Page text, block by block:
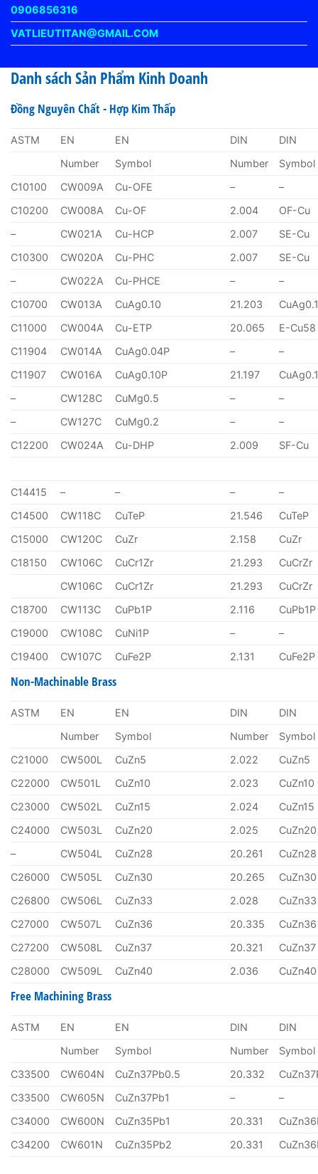
0906856316
VATLIEUTITAN@GMAIL.COM
Danh sách Sản Phẩm Kinh Doanh
Đồng Nguyên Chất - Hợp Kim Thấp
ASTM EN EN DIN
DIN
Number
Symbol Number
Symbol
C10100
CW009A Cu-OFE –
–
C10200
CW008A Cu-OF 2.004
OF-Cu
–
CW021A Cu-HCP 2.007
SE-Cu
C10300
CW020A Cu-PHC 2.007
SE-Cu
–
CW022A Cu-PHCE –
–
C10700
CW013A CuAg0.10 21.203
C11000
CW004A Cu-ETP 20.065
E-Cu58
C11904
CW014A CuAg0.04P –
–
C11907
CW016A CuAg0.10P 21.197
–
CW128C CuMg0.5 –
–
–
CW127C CuMg0.2 –
–
C12200
CW024A Cu-DHP 2.009 SF-Cu
C14415 – – –
–
C14500
CW118C CuTeP 21.546
CuTeP
C15000
CW120C CuZr 2.158
CuZr
C18150
CW106C CuCr1Zr 21.293
CuCrZr
CW106C
CuCr1Zr 21.293
CuCrZr
C18700
CW113C CuPb1P 2.116
CuPb1P
C19000
CW108C CuNi1P –
–
C19400
CW107C CuFe2P 2.131 CuFe2P
Non-Machinable Brass
ASTM EN EN DIN
DIN
Number
Symbol Number
Symbol
C21000
CW500L CuZn5 2.022
CuZn5
C22000
CW501L CuZn10 2.023
CuZn10
C23000
CW502L CuZn15 2.024
CuZn15
C24000
CW503L CuZn20 2.025
CuZn20
–
CW504L CuZn28 20.261
CuZn28
C26000
CW505L CuZn30 20.265
CuZn30
C26800
CW506L CuZn33 2.028
CuZn33
C27000
CW507L CuZn36 20.335
CuZn36
C27200
CW508L CuZn37 20.321
CuZn37
C28000
CW509L CuZn40 2.036 CuZn40
Free Machining Brass
ASTM EN EN DIN
DIN
Number
Symbol Number
Symbol
C33500
CW604N CuZn37Pb0.5 20.332
C33500
CW605N CuZn37Pb1 –
–
C34000
CW600N CuZn35Pb1 20.331
C34200
CW601N CuZn35Pb2 20.331